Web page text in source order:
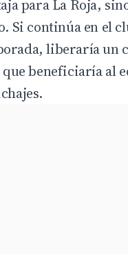
paraLa Roja,
Si continúa en el
liberaría un
beneficiaría al